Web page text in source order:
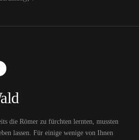
die Römer zu fürchten lernten, mussten
lassen. Für einige wenige von Ihnen